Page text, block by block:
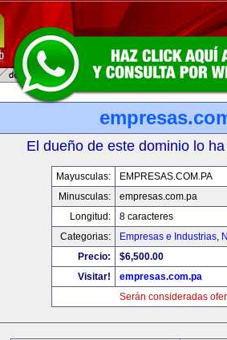
El dueño de este dominio lo
Mayusculas:
EMPRESAS.COM.PA
Minusculas:
empresas.com.pa
Longitud:
8 caracteres
Categorias:
Empresas e Industrias,
Precio:
$6,500.00
Visitar!
empresas.com.pa
Serán consideradas